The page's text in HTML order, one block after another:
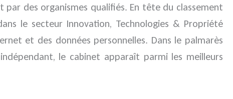
des organismes qualifiés. En tête du classement
le secteur Innovation, Technologies & Propriété
et des données personnelles. Dans le palmarès
le cabinet apparaît parmi les meilleurs